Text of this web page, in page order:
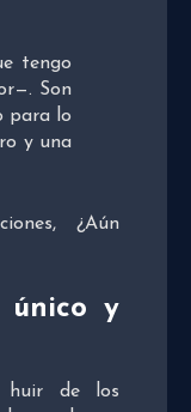
tengo
Son
para lo
y una
¿Aún
único y
huir de los